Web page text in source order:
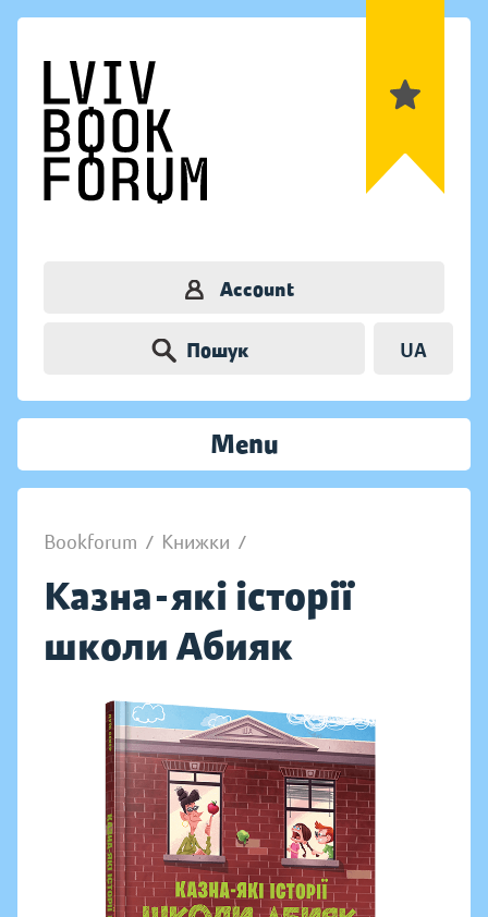
Account
Пошук UA
Menu
Bookforum / Книжки /
Казна-які історії
школи Абияк